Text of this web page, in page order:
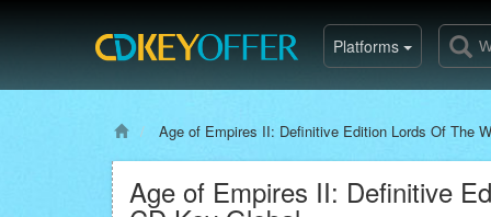
Platforms
Age of Empires II: Definitive Edition Lords Of The
Age of Empires II: Definitive